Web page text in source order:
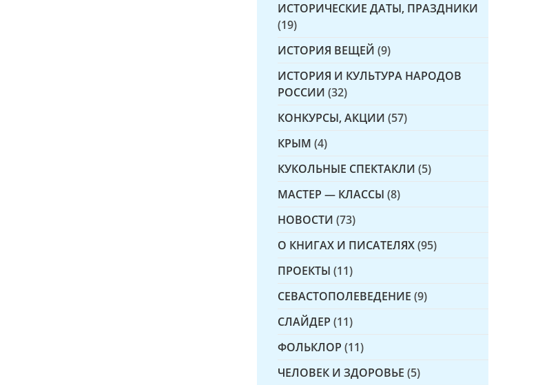
ИСТОРИЧЕСКИЕ ДАТЫ, ПРАЗДНИКИ
(19)
ИСТОРИЯ ВЕЩЕЙ (9)
ИСТОРИЯ И КУЛЬТУРА НАРОДОВ
РОССИИ (32)
КОНКУРСЫ, АКЦИИ (57)
КРЫМ (4)
КУКОЛЬНЫЕ СПЕКТАКЛИ (5)
МАСТЕР — КЛАССЫ (8)
НОВОСТИ (73)
О КНИГАХ И ПИСАТЕЛЯХ(95)
ПРОЕКТЫ (11)
СЕВАСТОПОЛЕВЕДЕНИЕ (9)
СЛАЙДЕР (11)
ФОЛЬКЛОР (11)
ЧЕЛОВЕК И ЗДОРОВЬЕ (5)